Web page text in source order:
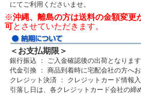
にてご利用くださいませ。
※沖縄、離島の方は送料の金額変更
可とさせていただきます。
＜お支払期限＞
銀行振込 ： ご入金確認後の出荷となります
代金引換 ： 商品到着時に宅配会社の方へ
クレジット決済 ： クレジットカード情報
引落し日は、各クレジットカード会社の締